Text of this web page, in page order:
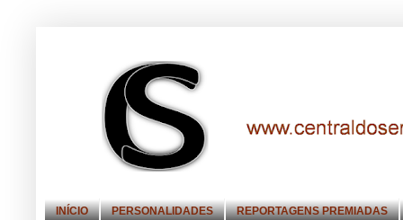
INÍCIO PERSONALIDADES REPORTAGENS PREMIADAS